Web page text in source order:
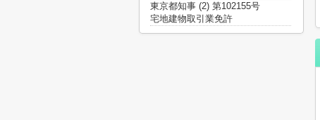
東京都知事 (2) 第102155号
宅地建物取引業免許